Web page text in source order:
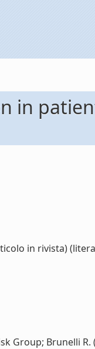
in
in rivista)
Group; Brunelli R.